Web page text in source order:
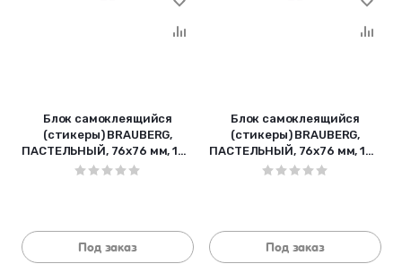
Блок самоклеящийся
(стикеры) BRAUBERG,
ПАСТЕЛЬНЫЙ, 76х76 мм, 100
листов, голубой, 122695
Под заказ
Блок самоклеящийся
(стикеры) BRAUBERG,
ПАСТЕЛЬНЫЙ, 76х76 мм, 100
листов, желтый, 122690
Под заказ